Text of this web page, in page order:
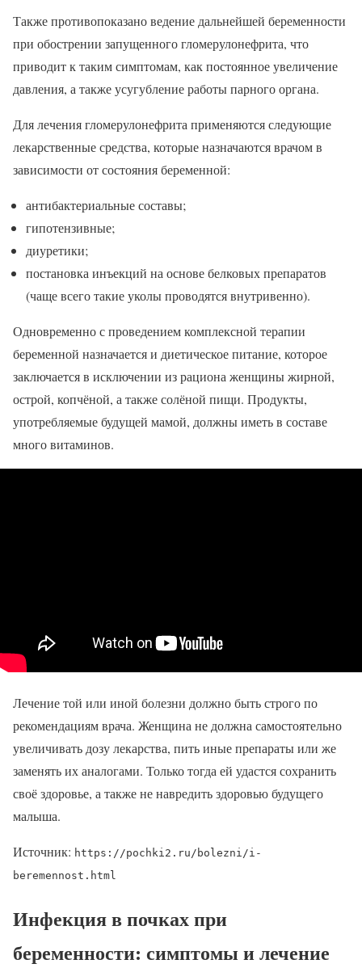
Также противопоказано ведение дальнейшей беременности
при обострении запущенного гломерулонефрита, что
приводит к таким симптомам, как постоянное увеличение
давления, а также усугубление работы парного органа.
Для лечения гломерулонефрита применяются следующие
лекарственные средства, которые назначаются врачом в
зависимости от состояния беременной:
антибактериальные составы;
гипотензивные;
диуретики;
постановка инъекций на основе белковых препаратов
(чаще всего такие уколы проводятся внутривенно).
Одновременно с проведением комплексной терапии
беременной назначается и диетическое питание, которое
заключается в исключении из рациона женщины жирной,
острой, копчёной, а также солёной пищи. Продукты,
употребляемые будущей мамой, должны иметь в составе
много витаминов.
Лечение той или иной болезни должно быть строго по
рекомендациям врача. Женщина не должна самостоятельно
увеличивать дозу лекарства, пить иные препараты или же
заменять их аналогами. Только тогда ей удастся сохранить
своё здоровье, а также не навредить здоровью будущего
малыша.
Источник: https://pochki2.ru/bolezni/i-
beremennost.html
Инфекция в почках при
беременности: симптомы и лечение